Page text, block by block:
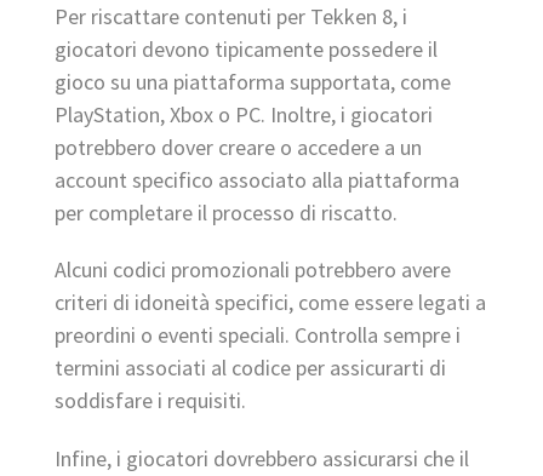
Per riscattare contenuti per Tekken 8, i
giocatori devono tipicamente possedere il
gioco su una piattaforma supportata, come
PlayStation, Xbox o PC. Inoltre, i giocatori
potrebbero dover creare o accedere a un
account specifico associato alla piattaforma
per completare il processo di riscatto.
Alcuni codici promozionali potrebbero avere
criteri di idoneità specifici, come essere legati a
preordini o eventi speciali. Controlla sempre i
termini associati al codice per assicurarti di
soddisfare i requisiti.
Infine, i giocatori dovrebbero assicurarsi che il